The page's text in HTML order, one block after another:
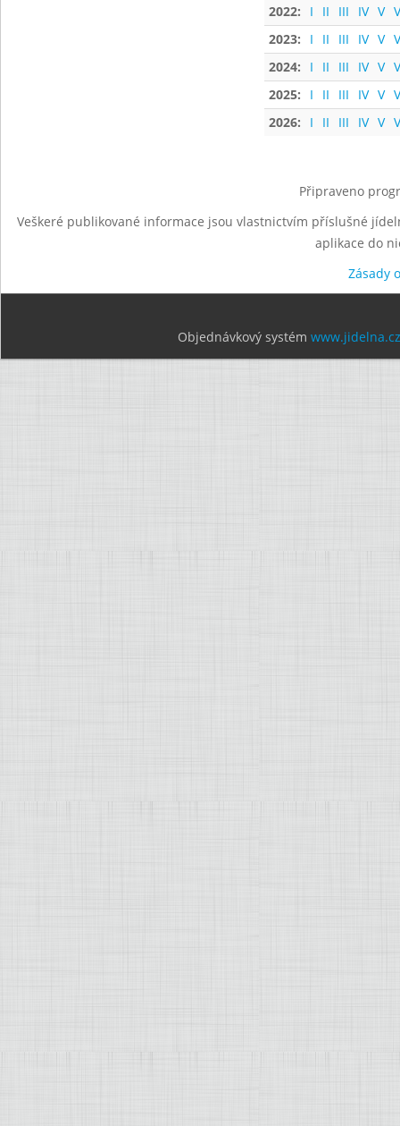
2022:
I II III IV V
2023:
I II III IV V
2024:
I II III IV V
2025:
I II III IV V
2026:
I II III IV V
Připraveno
Veškeré publikované informace jsou vlastnictvím příslušné
aplikace do
Zásady
Objednávkový systém www.jidelna.cz